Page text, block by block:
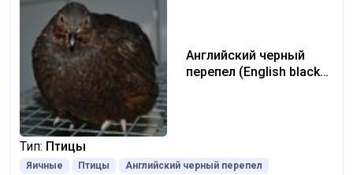
Английский черный
перепел (English black
Тип: Птицы
Яичные Птицы Английский черный перепел